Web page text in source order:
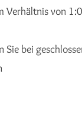
Verhältnis von
bei